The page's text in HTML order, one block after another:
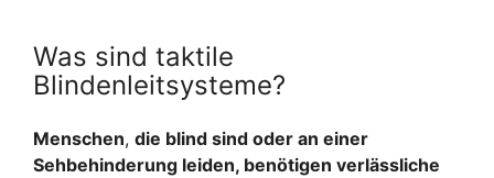
Was sind taktile
Blindenleitsysteme?
Menschen, die blind sind oder an einer
Sehbehinderung leiden, benötigen verlässliche